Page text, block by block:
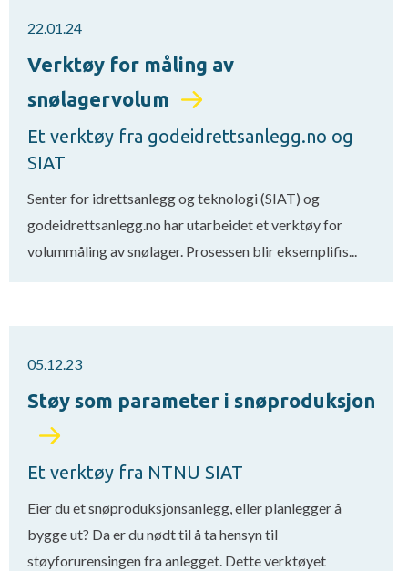
22.01.24
Verktøy for måling av
snølagervolum
Et verktøy fra godeidrettsanlegg.no og
SIAT
Senter for idrettsanlegg og teknologi (SIAT) og
godeidrettsanlegg.no har utarbeidet et verktøy for
volummåling av snølager. Prosessen blir eksemplifis...
05.12.23
Støy som parameter i snøproduksjon
Et verktøy fra NTNU SIAT
Eier du et snøproduksjonsanlegg, eller planlegger å
bygge ut? Da er du nødt til å ta hensyn til
støyforurensingen fra anlegget. Dette verktøyet